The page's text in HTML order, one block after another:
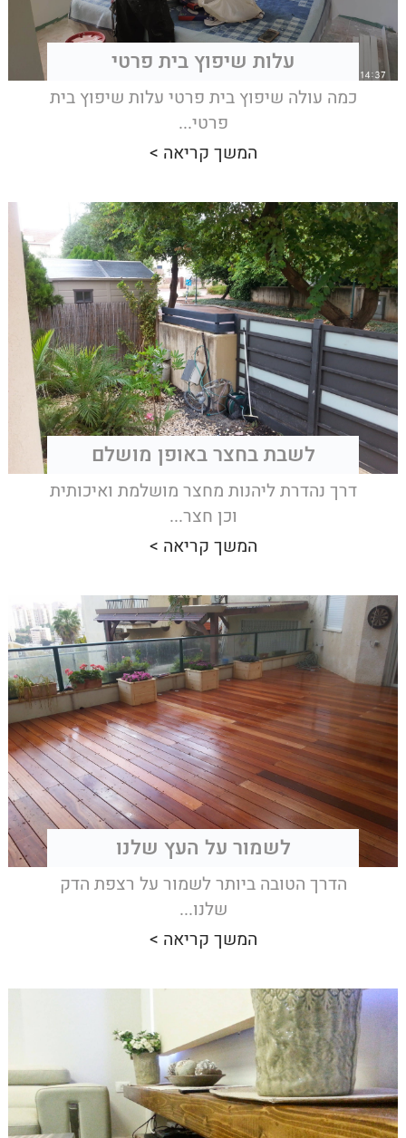
עלות שיפוץ בית פרטי
כמה עולה שיפוץ בית פרטי עלות שיפוץ בית
פרטי...
המשך קריאה >
לשבת בחצר באופן מושלם
דרך נהדרת ליהנות מחצר מושלמת ואיכותית
וכן חצר...
המשך קריאה >
לשמור על העץ שלנו
הדרך הטובה ביותר לשמור על רצפת הדק
שלנו...
המשך קריאה >